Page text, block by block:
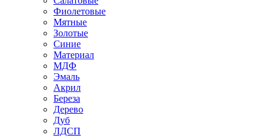
Фиолетовые
Мятные
Золотые
Синие
Материал
МДФ
Эмаль
Акрил
Береза
Дерево
Дуб
ЛДСП